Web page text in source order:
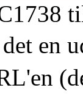
en